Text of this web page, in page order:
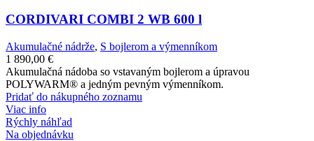
CORDIVARI COMBI 2 WB 600 l
Akumulačné nádrže, S bojlerom a výmenníkom
1 890,00 €
Akumulačná nádoba so vstavaným bojlerom a úpravou
POLYWARM® a jedným pevným výmenníkom.
Pridať do nákupného zoznamu
Viac info
Rýchly náhľad
Na objednávku